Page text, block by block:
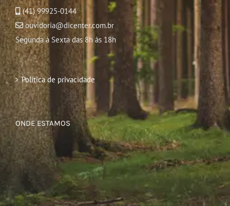
(41) 99925-0144
ouvidoria@dicenter.com.br
Segunda à Sexta das 8h às 18h
Política de privacidade
ONDE ESTAMOS